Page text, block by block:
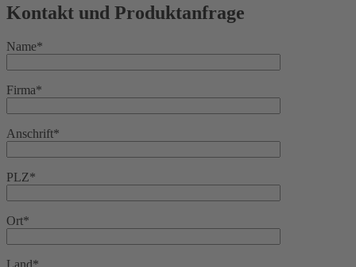
Kontakt und Produktanfrage
Name*
Firma*
Anschrift*
PLZ*
Ort*